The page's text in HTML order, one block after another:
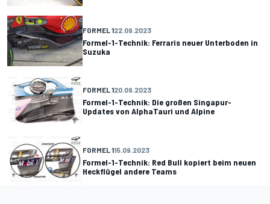
FORMEL 122.09.2023
Formel-1-Technik: Ferraris neuer Unterboden in
Suzuka
FORMEL 120.09.2023
Formel-1-Technik: Die großen Singapur-
Updates von AlphaTauri und Alpine
FORMEL 115.09.2023
Formel-1-Technik: Red Bull kopiert beim neuen
Heckflügel andere Teams